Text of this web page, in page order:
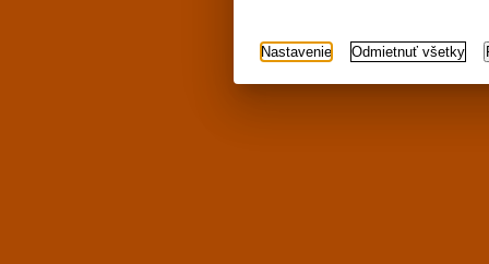
Nastavenie Odmietnuť všetky